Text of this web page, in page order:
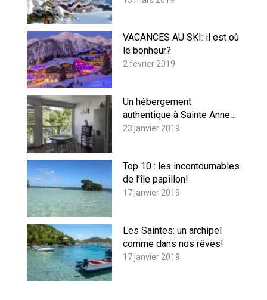
VACANCES AU SKI: il est où
le bonheur?
2 février 2019
Un hébergement
authentique à Sainte Anne…
23 janvier 2019
Top 10 : les incontournables
de l’île papillon!
17 janvier 2019
Les Saintes: un archipel
comme dans nos rêves!
17 janvier 2019